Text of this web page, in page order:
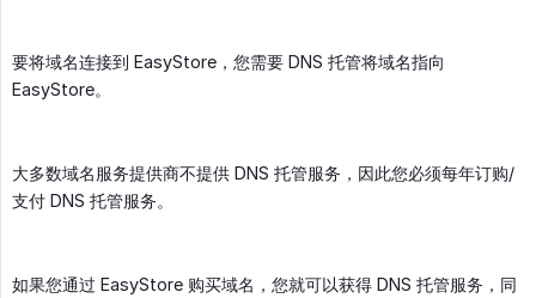
要将域名连接到 EasyStore，您需要 DNS 托管将域名指向
EasyStore。
大多数域名服务提供商不提供 DNS 托管服务，因此您必须每年订购/
支付 DNS 托管服务。
如果您通过 EasyStore 购买域名，您就可以获得 DNS 托管服务，同